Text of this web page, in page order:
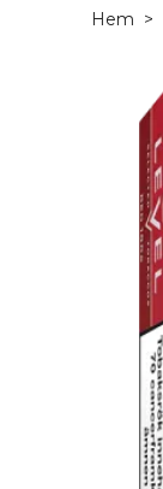
Hem